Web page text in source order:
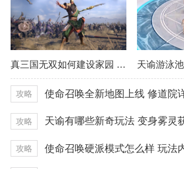
真三国无双如何建设家园 最佳建设方式推荐
攻略 使命召唤全新地图上线 修道院
攻略
攻略 使命召唤硬派模式怎么样 玩法